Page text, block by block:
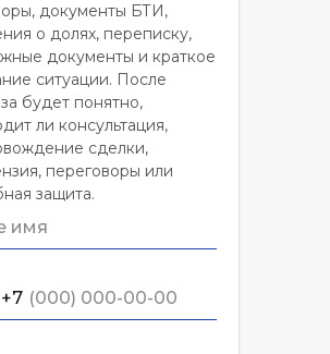
документы БТИ,
о долях, переписку,
документы и краткое
ситуации. После
будет понятно,
ли консультация,
сделки,
переговоры или
защита.
+7